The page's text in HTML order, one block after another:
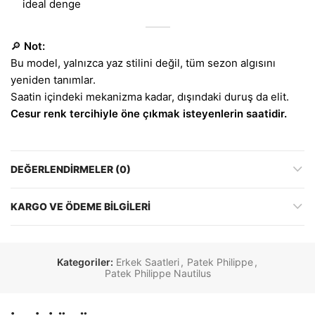
ideal denge
🔎 Not:
Bu model, yalnızca yaz stilini değil, tüm sezon algısını
yeniden tanımlar.
Saatin içindeki mekanizma kadar, dışındaki duruş da elit.
Cesur renk tercihiyle öne çıkmak isteyenlerin saatidir.
DEĞERLENDIRMELER (0)
KARGO VE ÖDEME BILGILERI
Kategoriler: Erkek Saatleri, Patek Philippe,
Patek Philippe Nautilus